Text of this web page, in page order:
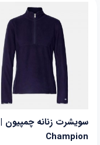
سویشرت زنانه چمپیون |
Champion